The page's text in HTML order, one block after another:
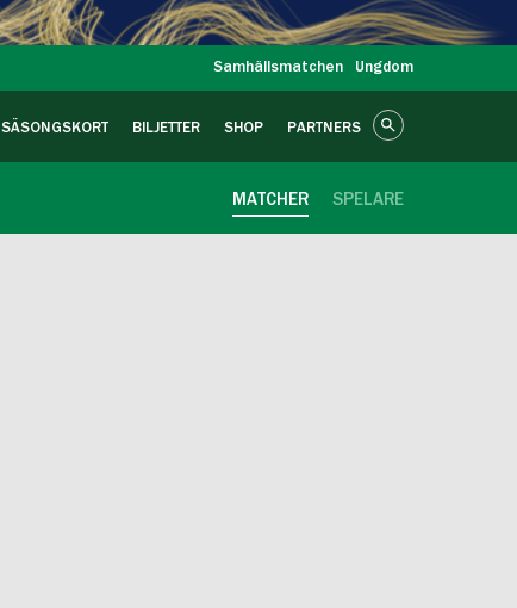
Samhällsmatchen Ungdom
SÄSONGSKORT BILJETTER SHOP PARTNERS
SPELARE
MATCHER